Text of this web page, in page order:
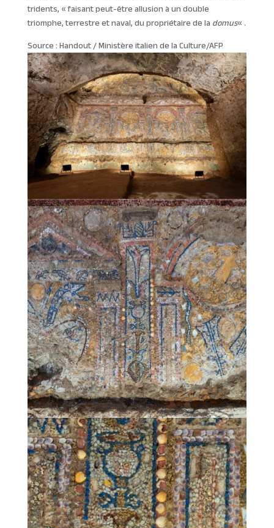
tridents, « faisant peut-être allusion à un double
triomphe, terrestre et naval, du propriétaire de la domus« .
Source : Handout / Ministère italien de la Culture/AFP